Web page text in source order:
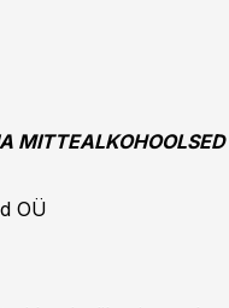
MITTEALKOHOOLSED
OÜ